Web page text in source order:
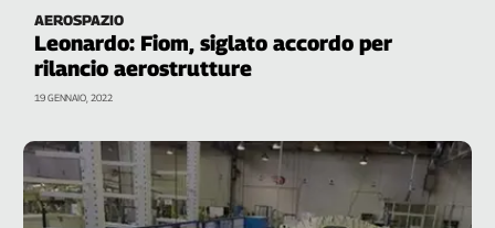
AEROSPAZIO
Leonardo: Fiom, siglato accordo per
rilancio aerostrutture
19 GENNAIO, 2022